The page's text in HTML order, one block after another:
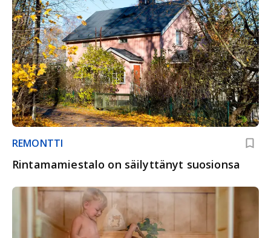
REMONTTI
Rintamamiestalo on säilyttänyt suosionsa